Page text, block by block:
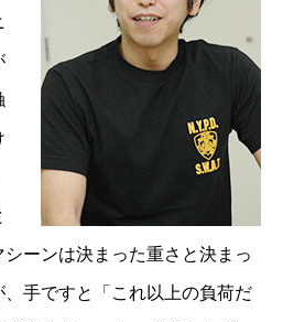
ーンは決まった重さと決まっ
手ですと「これ以上の負荷だ